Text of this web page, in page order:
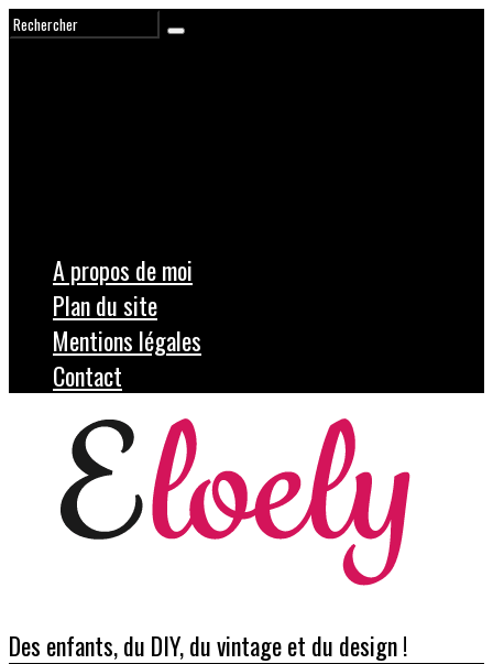
A propos de moi
Plan du site
Mentions légales
Contact
Des enfants, du DIY, du vintage et du design !